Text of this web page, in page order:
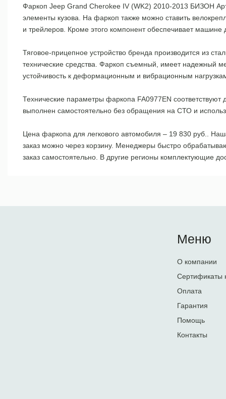
Фаркоп Jeep Grand Cherokee IV (WK2) 2010-2013 БИЗОН
элементы кузова. На фаркоп также можно ставить
и трейлеров. Кроме этого компонент обеспечивает
Тяговое-прицепное устройство бренда производится из
технические средства. Фаркоп съемный, имеет надежный
устойчивость к деформационным и вибрационным
Технические параметры фаркопа FA0977EN
выполнен самостоятельно без обращения на СТО и
Цена фаркопа для легкового автомобиля – 19 830 руб..
заказ можно через корзину. Менеджеры быстро
заказ самостоятельно. В другие регионы комплектующие
Меню
О компании
Сертификаты
Оплата
Гарантия
Помощь
Контакты